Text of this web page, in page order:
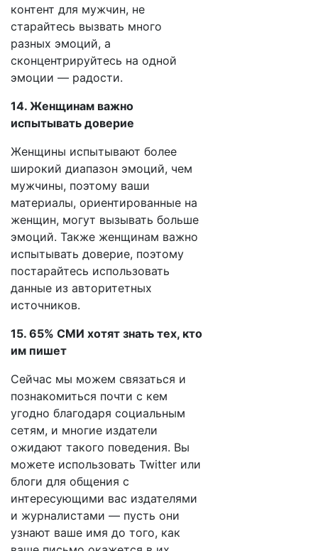
контент для мужчин, не
старайтесь вызвать много
разных эмоций, а
сконцентрируйтесь на одной
эмоции — радости.
14. Женщинам важно
испытывать доверие
Женщины испытывают более
широкий диапазон эмоций, чем
мужчины, поэтому ваши
материалы, ориентированные на
женщин, могут вызывать больше
эмоций. Также женщинам важно
испытывать доверие, поэтому
постарайтесь использовать
данные из авторитетных
источников.
15. 65% СМИ хотят знать тех, кто
им пишет
Сейчас мы можем связаться и
познакомиться почти с кем
угодно благодаря социальным
сетям, и многие издатели
ожидают такого поведения. Вы
можете использовать Twitter или
блоги для общения с
интересующими вас издателями
и журналистами — пусть они
узнают ваше имя до того, как